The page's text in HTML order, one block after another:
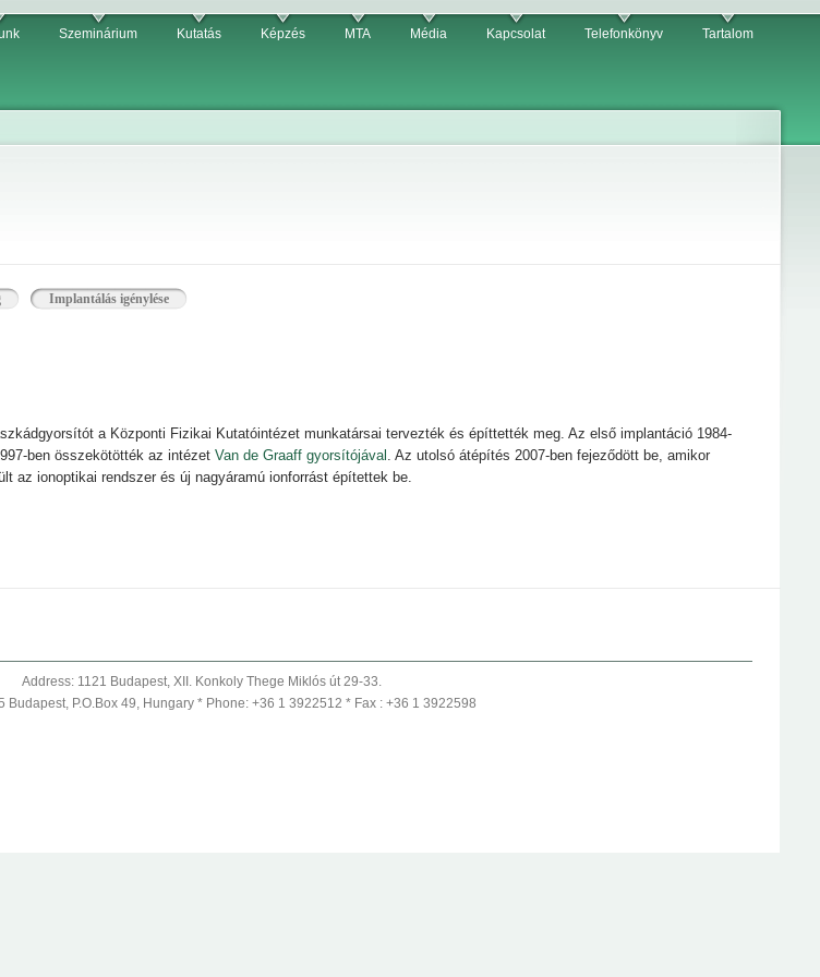
Szeminárium Kutatás Képzés MTA Média Kapcsolat Telefonkönyv Tartalom
Implantálás igénylése
a Központi Fizikai Kutatóintézet munkatársai tervezték és építtették meg. Az első implantáció 1984-
ben összekötötték az intézet Van de Graaff gyorsítójával . Az utolsó átépítés 2007-ben fejeződött be, amikor
az ionoptikai rendszer és új nagyáramú ionforrást építettek be.
Address: 1121 Budapest, XII. Konkoly Thege Miklós út 29-33.
Budapest, P.O.Box 49, Hungary * Phone: +36 1 3922512 * Fax : +36 1 3922598